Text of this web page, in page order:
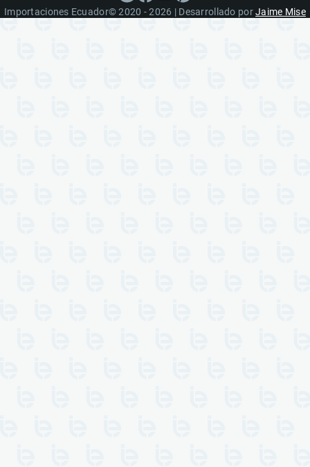
Importaciones Ecuador© 2020 - 2026 | Desarrollado porJaime Mise